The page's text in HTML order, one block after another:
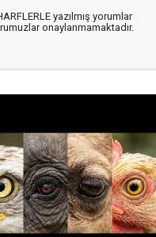
yazılmış yorumlar
onaylanmamaktadır.